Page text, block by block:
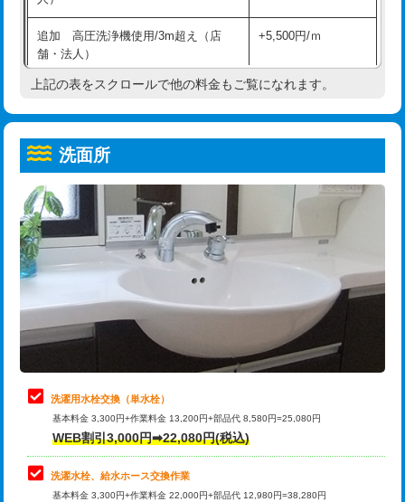
コンクリート斫り（厚さ10㎝超え）
モルタル補修（厚さ10㎝まで） 27,500円
モルタル補修（厚さ10㎝超え） 38,500円
洗面台設置 38,500円
追加人工
廃棄・処分 現場見積
※給水管工事は20mmまでの価格です。
給水管工事※（ホール加工)
給水管工事※（バンド止め) 3,300円
給水管工事※（支持金具設置) 5,500円
給水管工事※（保温材使用（バンド止
め込み）)
5,500円
給水管工事※（土の掘削・埋め戻し作
業)
11,000円
給水管工事※（塩ビ管（VP・HI）使
用/3ｍまで)
33,000円
給水管工事※（塩ビ管（VP・HI）使
用（追加）/3ｍ超え)
給水管工事※（ライニング鋼管・銅
管・ポリ管・HT管使用/3ｍまで)
44,000円
給水管工事※（ライニング鋼管・銅
管・ポリ管・HT管使用/3ｍ超え)
排水管工事（土の掘削・埋め戻し作
業）
追加 高圧洗浄機使用/3m超え（店
舗・法人）
+5,500円/ｍ
高度高圧洗浄換 現地調査
トーラー機使用/3mまで
追加トーラー機使用/3m超え +3,300円
カメラ調査 33,000円
桝清掃
止水・漏水調査・防水処理・清掃・修
理・調整・分解・加工など（軽作業）
11,000円
止水・漏水調査・防水処理・清掃・修
理・調整・分解・加工など（中作業）
22,000円
止水・漏水調査・防水処理・清掃・修
理・調整・分解・加工など（重作業）
33,000円
キッチンタンク脱着
上記の表をスクロールで他の料金もご覧になれます。
洗面所
洗濯用水栓交換（単水栓）
基本料金 3,300円+作業料金 13,200円+部品代 8,580円=25,080円
WEB割引3,000円➡22,080円(税込)
洗濯水栓、給水ホース交換作業
基本料金 3,300円+作業料金 22,000円+部品代 12,980円=38,280円